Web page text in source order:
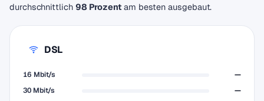
durchschnittlich 98 Prozentam besten ausgebaut.
DSL
16 Mbit/s
—
30 Mbit/s
—